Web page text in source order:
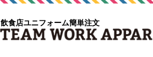
飲食店ユニフォーム簡単注文